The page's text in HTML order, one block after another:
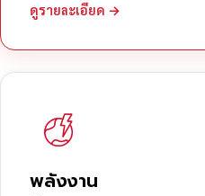
ดูรายละเอียด →
พลังงาน